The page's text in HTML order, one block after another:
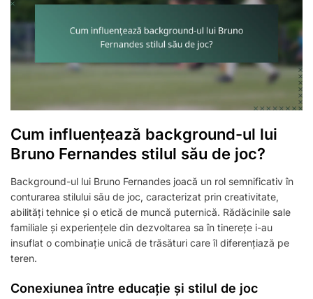
Cum influențează background-ul lui
Bruno Fernandes stilul său de joc?
Background-ul lui Bruno Fernandes joacă un rol semnificativ în
conturarea stilului său de joc, caracterizat prin creativitate,
abilități tehnice și o etică de muncă puternică. Rădăcinile sale
familiale și experiențele din dezvoltarea sa în tinerețe i-au
insuflat o combinație unică de trăsături care îl diferențiază pe
teren.
Conexiunea între educație și stilul de joc